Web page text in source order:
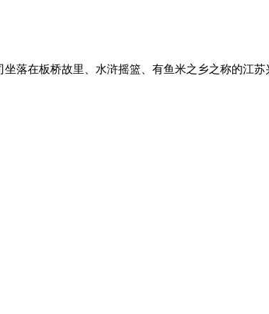
落在板桥故里、水浒摇篮、有鱼米之乡之称的江